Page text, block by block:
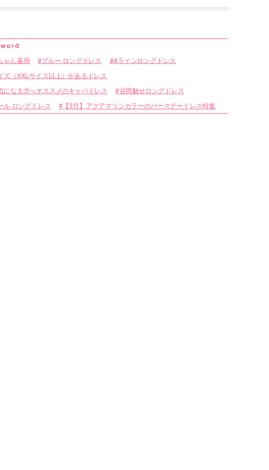
ゃん着用 ブルー ロングドレス Aラインロングドレス
ズ（XXLサイズ以上）があるドレス
になる方へオススメのキャバドレス 谷間魅せロングドレス
ル ロングドレス 【3月】アクアマリンカラーのバースデードレス特集